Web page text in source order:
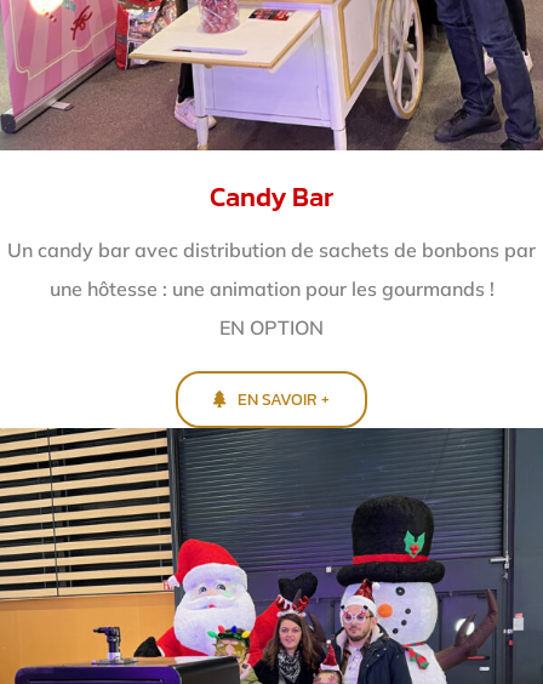
Candy Bar
Un candy bar avec distribution de sachets de bonbons par
une hôtesse : une animation pour les gourmands !
EN OPTION
EN SAVOIR +